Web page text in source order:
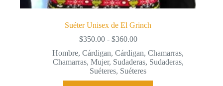
Suéter Unisex de El Grinch
$350.00 - $360.00Rango
precios:
desde
$350.00
hasta
Hombre,Cárdigan,Cárdigan,Chamarras,
Chamarras, Mujer, Sudaderas, Sudaderas,
Suéteres, Suéteres